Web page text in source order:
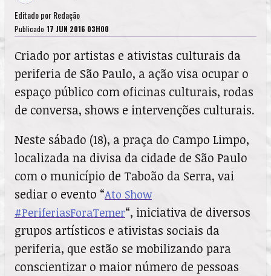
Editado porRedação
Publicado 17 JUN 2016 03H00
Criado por artistas e ativistas culturais da
periferia de São Paulo, a ação visa ocupar o
espaço público com oficinas culturais, rodas
de conversa, shows e intervenções culturais.
Neste sábado (18), a praça do Campo Limpo,
localizada na divisa da cidade de São Paulo
com o município de Taboão da Serra, vai
sediar o evento “Ato Show
#PeriferiasForaTemer“, iniciativa de diversos
grupos artísticos e ativistas sociais da
periferia, que estão se mobilizando para
conscientizar o maior número de pessoas